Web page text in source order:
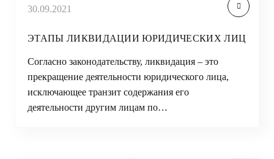
30.09.2021
ЭТАПЫ ЛИКВИДАЦИИ ЮРИДИЧЕСКИХ ЛИЦ
Согласно законодательству, ликвидация – это
прекращение деятельности юридического лица,
исключающее транзит содержания его
деятельности другим лицам по…